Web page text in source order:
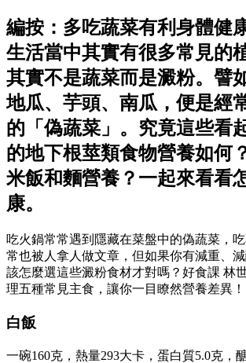
編按：多吃蔬菜有利身體健
生活當中其實有很多常見的
其實不是蔬菜而是澱粉。譬
地瓜、芋頭、南瓜，便是經
的「偽蔬菜」。究竟這些看
的地下根莖類食物營養如何
米飯和麵營養？一起來看看
康。
吃火鍋常常遇到隱藏在菜盤中的偽蔬菜，
常也被人拿人做文章，但如果你有減重、
該怎麼選這些澱粉食材才對嗎？好食課 林
理五種常見主食，讓你一目瞭然營養差異！
白飯
一碗160克，熱量293大卡，蛋白質5.0克，